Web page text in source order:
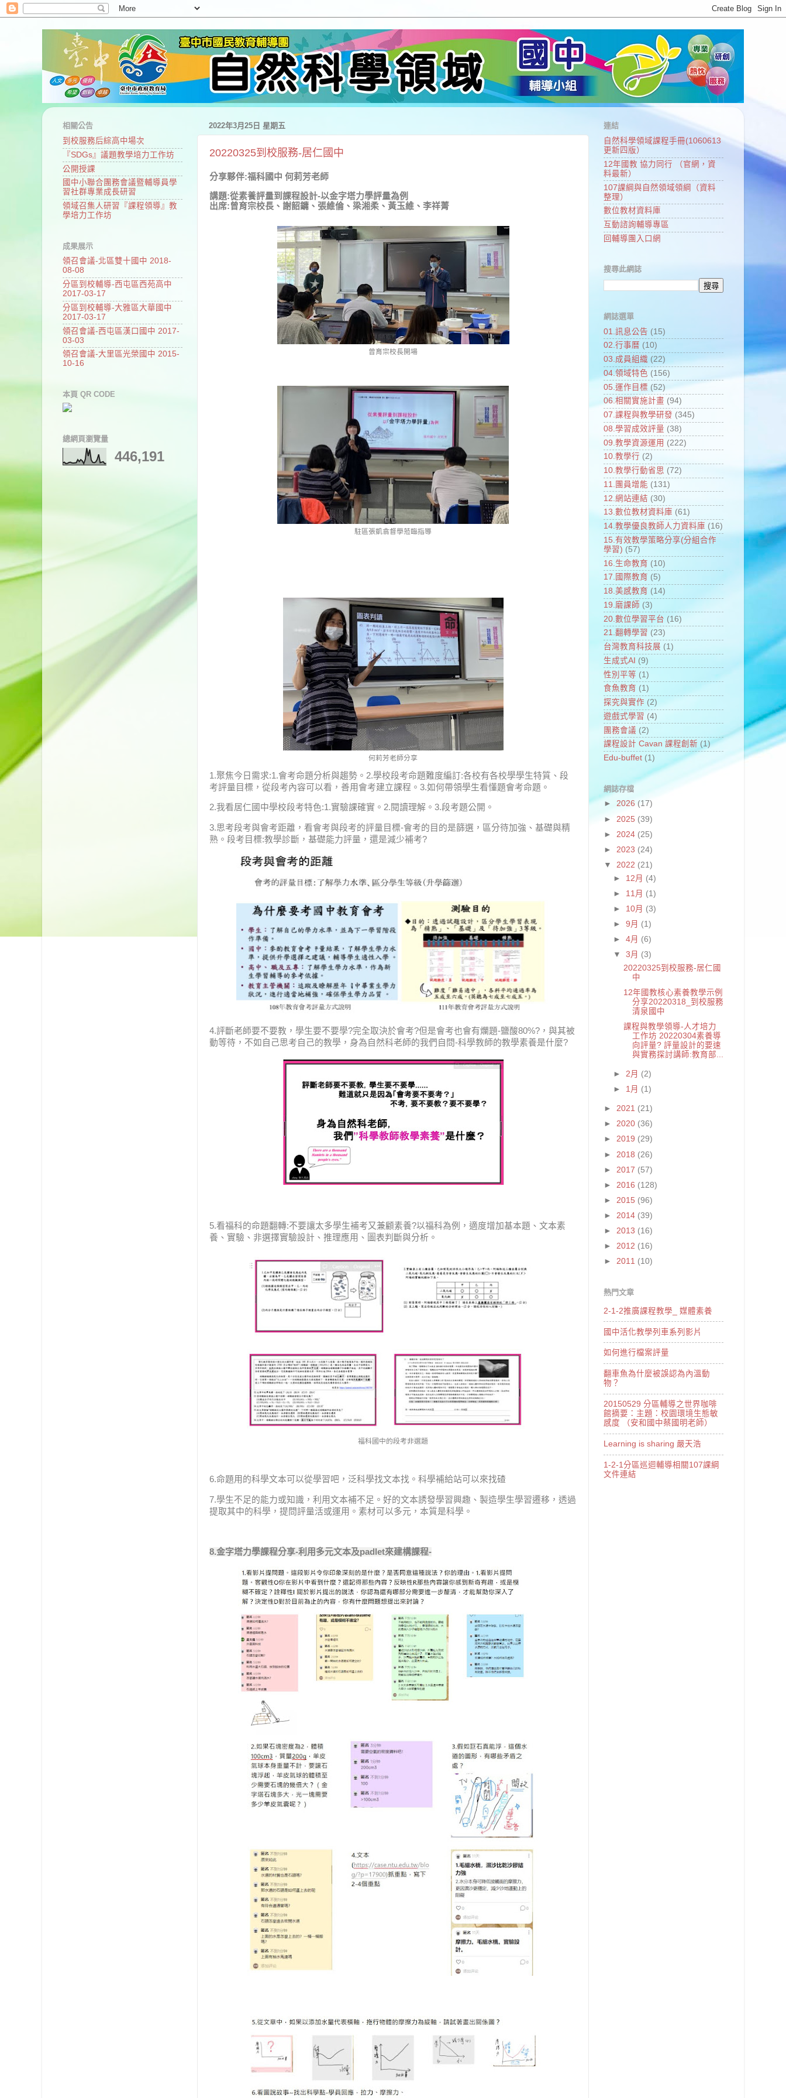
2022年3月25日 星期五
20220325到校服務-居仁國中
分享夥伴:福科國中 何莉芳老師
講題:從素養評量到課程設計-以金字塔力學評量為例
出席:曾育宗校長、謝韶鏞、張維倫、梁湘柔、黃玉維、李祥菁
曾育宗校長開場
駐區張凱翕督學蒞臨指導
何莉芳老師分享
1.聚焦今日需求:1.會考命題分析與趨勢。2.學校段考命題難度編訂:各校有各校學學生特質、段
考評量目標，從段考內容可以看，善用會考建立課程。3.如何帶領學生看懂題會考命題。
2.我看居仁國中學校段考特色:1.實驗課確實。2.閱讀理解。3.段考題公開。
3.思考段考與會考距離，看會考與段考的評量目標-會考的目的是篩選，區分待加強、基礎與精
熟。段考目標:教學診斷，基礎能力評量，還是減少補考?
4.評斷老師要不要教，學生要不要學?完全取決於會考?但是會考也會有爛題-鹽酸80%?，與其被
動等待，不如自己思考自己的教學，身為自然科老師的我們自問-科學教師的教學素養是什麼?
5.看福科的命題翻轉:不要讓太多學生補考又兼顧素養?以福科為例，適度增加基本題、文本素
養、實驗、非選擇實驗設計、推理應用、圖表判斷與分析。
福科國中的段考非選題
6.命題用的科學文本可以從學習吧，泛科學找文本找。科學補給站可以來找碴
7.學生不足的能力或知識，利用文本補不足。好的文本誘發學習興趣、製造學生學習遷移，透過
提取其中的科學，提問評量活或運用。素材可以多元，本質是科學。
8.金字塔力學課程分享-利用多元文本及padlet來建構課程-
相關公告
到校服務后綜高中場次
『SDGs』議題教學培力工作坊
公開授課
國中小聯合團務會議暨輔導員學
習社群專業成長研習
領域召集人研習『課程領導』教
學培力工作坊
成果展示
領召會議-北區雙十國中 2018-
08-08
分區到校輔導-西屯區西苑高中
2017-03-17
分區到校輔導-大雅區大華國中
2017-03-17
領召會議-西屯區漢口國中 2017-
03-03
領召會議-大里區光榮國中 2015-
10-16
本頁 QR CODE
總網頁瀏覽量
446,191
連結
自然科學領域課程手冊(1060613
更新四版）
12年國教 協力同行 （官網，資
料最新）
107課綱與自然領域領綱（資料
整理）
數位教材資料庫
互動諮詢輔導專區
回輔導團入口網
搜尋此網誌
網誌選單
01.訊息公告 (15)
02.行事曆 (10)
03.成員組織 (22)
04.領域特色 (156)
05.運作目標 (52)
06.相關實施計畫 (94)
07.課程與教學研發 (345)
08.學習成效評量 (38)
09.教學資源運用 (222)
10.教學行 (2)
10.教學行動省思 (72)
11.團員增能 (131)
12.網站連結 (30)
13.數位教材資料庫 (61)
14.教學優良教師人力資料庫 (16)
15.有效教學策略分享(分組合作
學習) (57)
16.生命教育 (10)
17.國際教育 (5)
18.美感教育 (14)
19.磨課師 (3)
20.數位學習平台 (16)
21.翻轉學習 (23)
台灣教育科技展 (1)
生成式AI (9)
性別平等 (1)
食魚教育 (1)
探究與實作 (2)
遊戲式學習 (4)
團務會議 (2)
課程設計 Cavan 課程創新 (1)
Edu-buffet (1)
網誌存檔
► 2026 (17)
► 2025 (39)
► 2024 (25)
► 2023 (24)
▼ 2022 (21)
► 12月 (4)
► 11月 (1)
► 10月 (3)
►9月 (1)
►4月 (6)
▼3月 (3)
20220325到校服務-居仁國
中
12年國教核心素養教學示例
分享20220318_到校服務
清泉國中
課程與教學領導-人才培力
工作坊 20220304素養導
向評量? 評量設計的要速
與實務探討講師:教育部...
►2月 (2)
► 1月 (1)
► 2021 (21)
► 2020 (36)
► 2019 (29)
► 2018 (26)
► 2017 (57)
► 2016 (128)
► 2015 (96)
► 2014 (39)
► 2013 (16)
► 2012 (16)
► 2011 (10)
熱門文章
2-1-2推廣課程教學_ 媒體素養
國中活化教學列車系列影片
如何進行檔案評量
翻車魚為什麼被誤認為內溫動
物？
20150529 分區輔導之世界咖啡
館摘要：主題：校園環境生態敏
感度 （安和國中蔡國明老師）
Learning is sharing 嚴天浩
1-2-1分區巡迴輔導相關107課綱
文件連結